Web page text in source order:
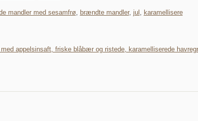
mandler med sesamfrø, brændte mandler, jul karamellisere
appelsinsaft, friske blåbær og ristede, karamelliserede